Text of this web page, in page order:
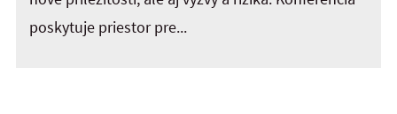
poskytuje priestor pre...